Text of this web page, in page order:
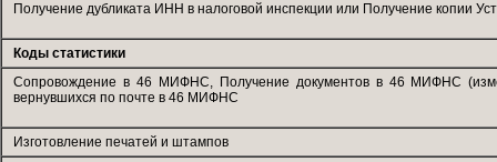
Получение дубликата ИНН в налоговой инспекции или Получение копии
Коды статистики
Сопровождение в 46 МИФНС, Получение документов в 46 МИФНС
вернувшихся по почте в 46 МИФНС
Изготовление печатей и штампов